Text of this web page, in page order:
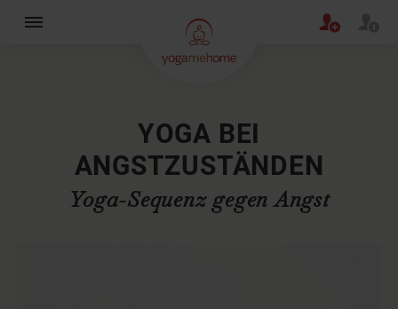
YOGA BEI
ANGSTZUSTÄNDEN
Yoga-Sequenz gegen Angst